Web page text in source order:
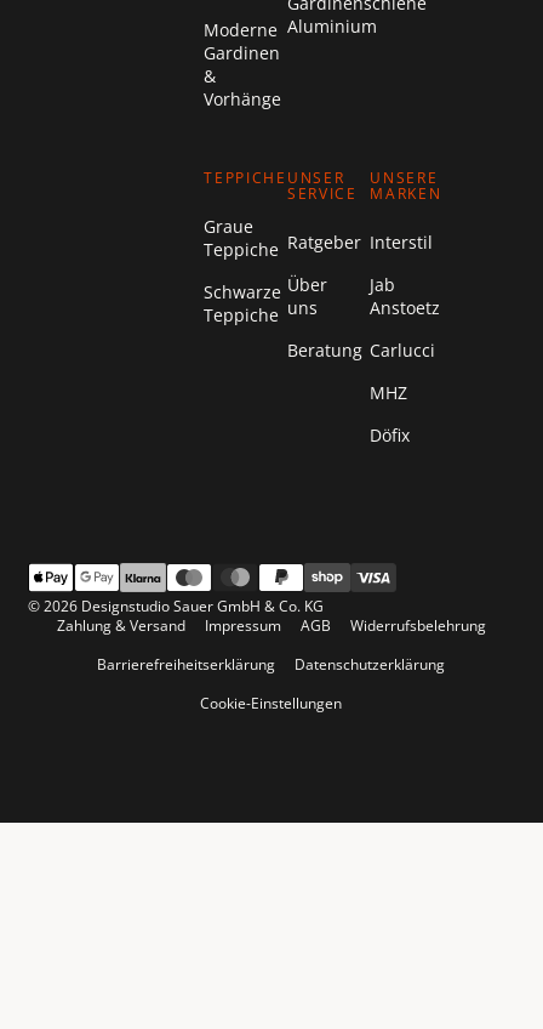
Moderne
Gardinen
&
Vorhänge
Aluminium
TEPPICHE
Graue
Teppiche
Schwarze
Teppiche
UNSER
SERVICE
Ratgeber
Über
uns
Beratung
UNSERE
MARKEN
Interstil
Jab
Anstoetz
Carlucci
MHZ
Döfix
© 2026 Designstudio Sauer GmbH & Co. KG
Zahlung & Versand
Impressum AGB
Widerrufsbelehrung
Barrierefreiheitserklärung
Datenschutzerklärung
Cookie-Einstellungen